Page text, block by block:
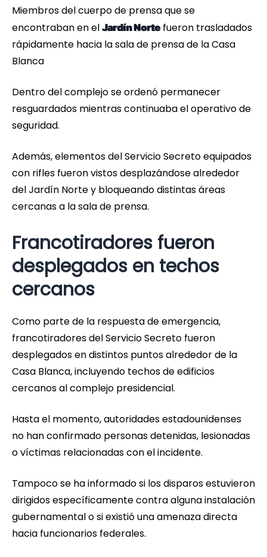
Miembros del cuerpo de prensa que se
encontraban en el Jardín Nortefueron trasladados
rápidamente hacia la sala de prensa de la Casa
Blanca
Dentro del complejo se ordenó permanecer
resguardados mientras continuaba el operativo de
seguridad.
Además, elementos del Servicio Secreto equipados
con rifles fueron vistos desplazándose alrededor
del Jardín Norte y bloqueando distintas áreas
cercanas a la sala de prensa.
Francotiradores fueron
desplegados en techos
cercanos
Como parte de la respuesta de emergencia,
francotiradores del Servicio Secreto fueron
desplegados en distintos puntos alrededor de la
Casa Blanca, incluyendo techos de edificios
cercanos al complejo presidencial.
Hasta el momento, autoridades estadounidenses
no han confirmado personas detenidas, lesionadas
o víctimas relacionadas con el incidente.
Tampoco se ha informado si los disparos estuvieron
dirigidos específicamente contra alguna instalación
gubernamental o si existió una amenaza directa
hacia funcionarios federales.